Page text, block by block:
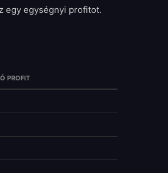
egy egységnyi profitot.
PROFIT